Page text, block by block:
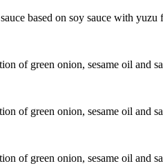
based on soy sauce with
of green onion, sesame oil and
of green onion, sesame oil and
of green onion, sesame oil and